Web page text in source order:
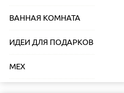
ВАННАЯ КОМНАТА
ИДЕИ ДЛЯ ПОДАРКОВ
МЕХ